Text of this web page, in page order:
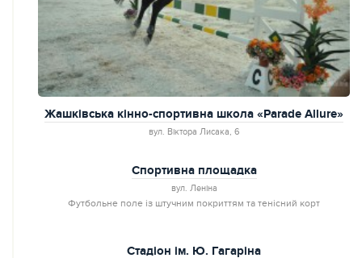
Жашківська кінно-спортивна школа «Parade Allure»
вул. Віктора Лисака, 6
Спортивна площадка
вул. Леніна
Футбольне поле із штучним покриттям та тенісний корт
Стадіон ім. Ю. Гагаріна